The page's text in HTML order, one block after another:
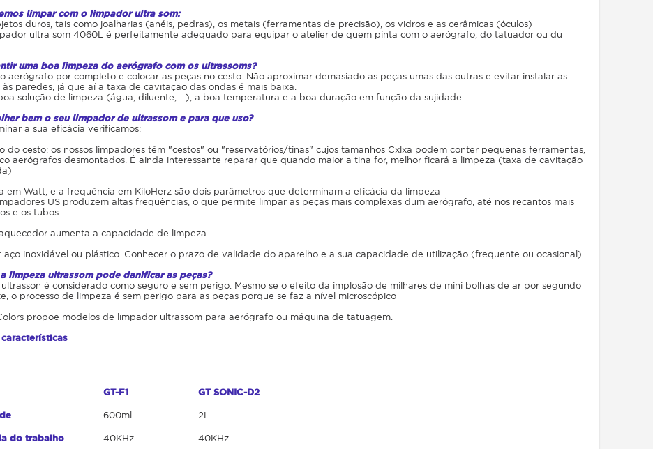
limpar com o limpador ultra som:
duros, tais como joalharias (anéis, pedras), os metais (ferramentas de precisão), os vidros e as cerâmicas (óculos)
ultra som 4060L é perfeitamente adequado para equipar o atelier de quem pinta com o aerógrafo, do tatuador ou du
uma boa limpeza do aerógrafo com os ultrassoms?
aerógrafo por completo e colocar as peças no cesto. Não aproximar demasiado as peças umas das outras e evitar instalar as
paredes, já que aí a taxa de cavitação das ondas é mais baixa.
solução de limpeza (água, diluente, ...), a boa temperatura e a boa duração em função da sujidade.
bem o seu limpador de ultrassom e para que uso?
a sua eficácia verificamos:
do cesto: os nossos limpadores têm "cestos" ou "reservatórios/tinas" cujos tamanhos Cxlxa podem conter pequenas ferramentas,
aerógrafos desmontados. É ainda interessante reparar que quando maior a tina for, melhor ficará a limpeza (taxa de cavitação
em Watt, e a frequência em KiloHerz são dois parâmetros que determinam a eficácia da limpeza
US produzem altas frequências, o que permite limpar as peças mais complexas dum aerógrafo, até nos recantos mais
e os tubos.
aumenta a capacidade de limpeza
aço inoxidável ou plástico. Conhecer o prazo de validade do aparelho e a sua capacidade de utilização (frequente ou ocasional)
limpeza ultrassom pode danificar as peças?
é considerado como seguro e sem perigo. Mesmo se o efeito da implosão de milhares de mini bolhas de ar por segundo
o processo de limpeza é sem perigo para as peças porque se faz a nível microscópico
propõe modelos de limpador ultrassom para aerógrafo ou máquina de tatuagem.
GT-F1 GT SONIC-D2
600ml 2L
do trabalho 40KHz 40KHz